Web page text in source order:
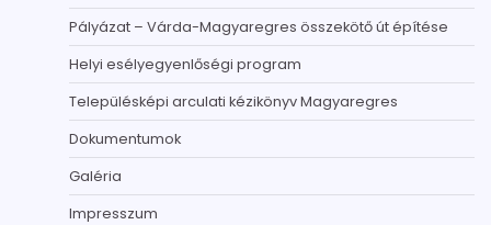
Pályázat – Várda-Magyaregres összekötő út építése
Helyi esélyegyenlőségi program
Településképi arculati kézikönyv Magyaregres
Dokumentumok
Galéria
Impresszum